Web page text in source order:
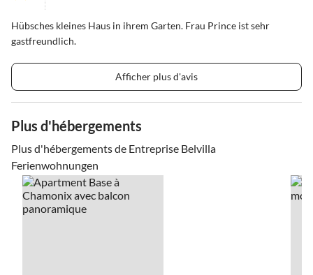
Hübsches kleines Haus in ihrem Garten. Frau Prince ist sehr
gastfreundlich.
Afficher plus d'avis
Plus d'hébergements
Plus d'hébergements de Entreprise Belvilla
Ferienwohnungen